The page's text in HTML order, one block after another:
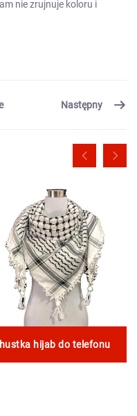
nie zrujnuje koloru i
Następny
hijab do telefonu